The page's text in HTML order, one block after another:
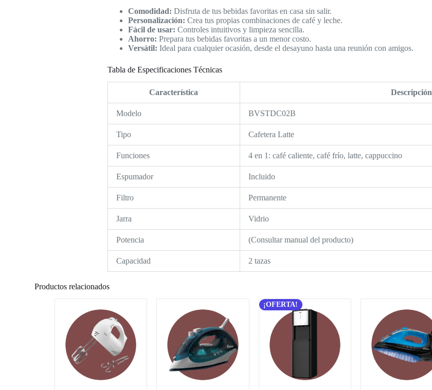
Comodidad: Disfruta de tus bebidas favoritas en casa sin salir.
Personalización: Crea tus propias combinaciones de café y leche.
Fácil de usar: Controles intuitivos y limpieza sencilla.
Ahorro: Prepara tus bebidas favoritas a un menor costo.
Versátil: Ideal para cualquier ocasión, desde el desayuno hasta una reunión con amigos.
Tabla de Especificaciones Técnicas
Característica Descripción
Modelo BVSTDC02B
Tipo Cafetera Latte
Funciones 4 en 1: café caliente, café frío, latte, cappuccino
Espumador Incluido
Filtro Permanente
Jarra Vidrio
Potencia (Consultar manual del producto)
Capacidad 2 tazas
Productos relacionados
¡OFERTA!